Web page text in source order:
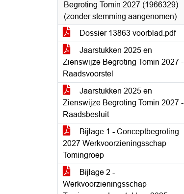
Begroting Tomin 2027 (1966329)
(zonder stemming aangenomen)
Dossier 13863 voorblad.pdf
Jaarstukken 2025 en
Zienswijze Begroting Tomin 2027 -
Raadsvoorstel
Jaarstukken 2025 en
Zienswijze Begroting Tomin 2027 -
Raadsbesluit
Bijlage 1 - Conceptbegroting
2027 Werkvoorzieningsschap
Tomingroep
Bijlage 2 -
Werkvoorzieningsschap